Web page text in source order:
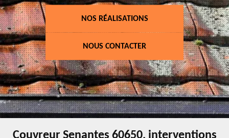
NOS RÉALISATIONS
NOUS CONTACTER
Couvreur Senantes 60650, interventions